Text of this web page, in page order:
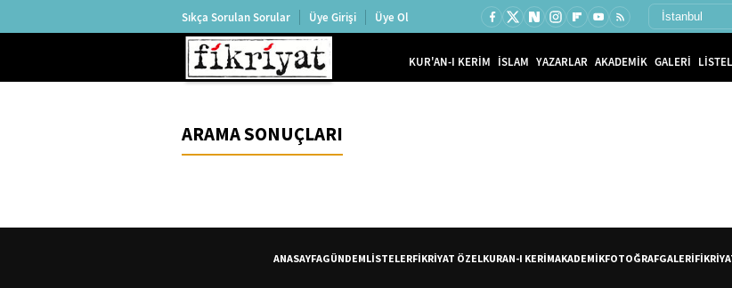
Sıkça Sorulan Sorular Üye Girişi Üye Ol
KUR'AN-I KERİM İSLAM YAZARLAR AKADEMİK GALERİ
ARAMA SONUÇLARI
ANASAYFAGÜNDEMLİSTELERFİKRİYAT ÖZELKURAN-I KERİMAKADEMİKFOTOĞRAFGALERİ